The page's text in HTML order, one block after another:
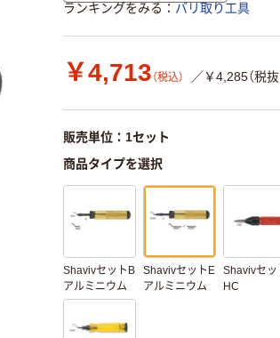
ランキングをみる バリ取り工具
￥4,713 （税込） ／￥4,285（税抜
販売単位：1セット
商品タイプを選択
ShavivセットB
アルミニウム
ShavivセットE
アルミニウム
Shavivセッ
HC